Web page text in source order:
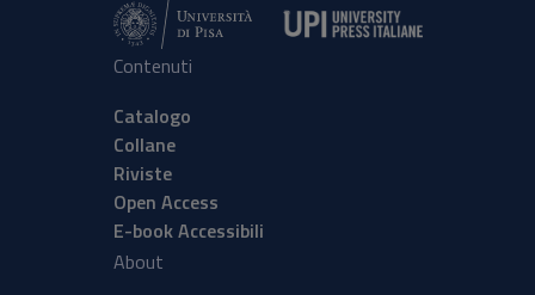
Contenuti
Catalogo
Collane
Riviste
Open Access
E-book Accessibili
About